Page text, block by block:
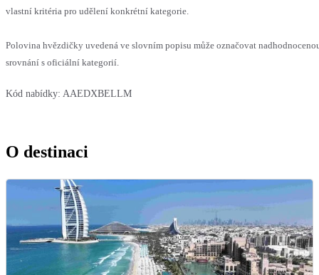
vlastní kritéria pro udělení konkrétní kategorie.
Polovina hvězdičky uvedená ve slovním popisu může označovat
srovnání s oficiální kategorií.
Kód nabídky: AAEDXBELLM
O destinaci